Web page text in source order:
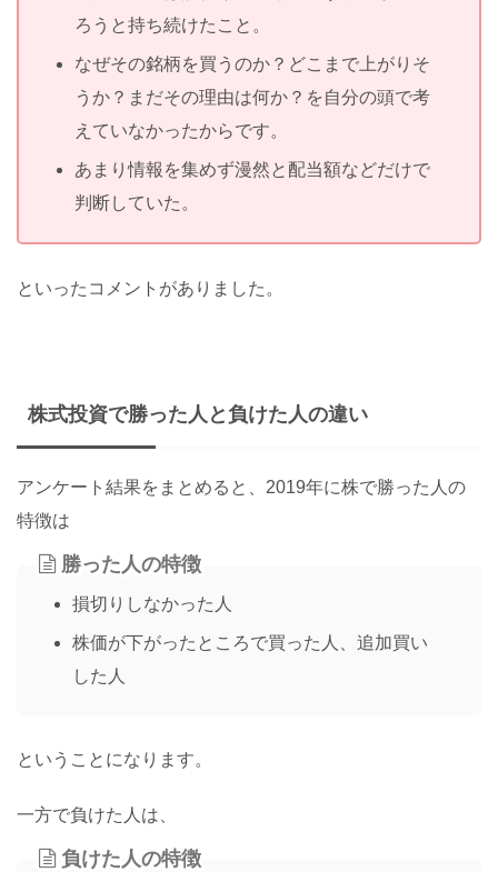
ろうと持ち続けたこと。
なぜその銘柄を買うのか？どこまで上がりそ
うか？まだその理由は何か？を自分の頭で考
えていなかったからです。
あまり情報を集めず漫然と配当額などだけで
判断していた。
といったコメントがありました。
株式投資で勝った人と負けた人の違い
アンケート結果をまとめると、2019年に株で勝った人の
特徴は
勝った人の特徴
損切りしなかった人
株価が下がったところで買った人、追加買い
した人
ということになります。
一方で負けた人は、
負けた人の特徴